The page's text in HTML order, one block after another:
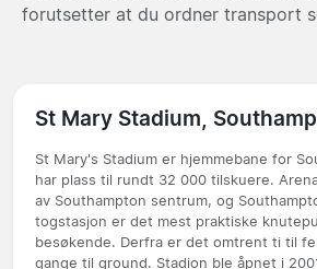
forutsetter at du ordner transport
St Mary Stadium,
St Mary's Stadium er hjemmebane for
har plass til rundt 32 000 tilskuere.
av Southampton sentrum, og
togstasjon er det mest praktiske
besøkende. Derfra er det omtrent ti til
gange til ground. Stadion ble åpnet i